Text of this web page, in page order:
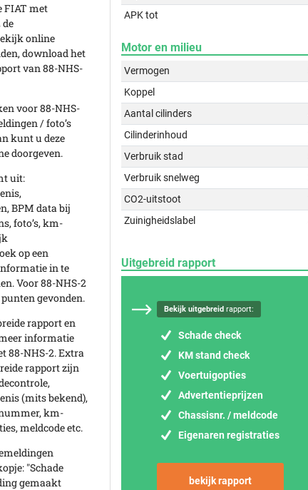
FIAT met
online
download het
van 88-NHS-
voor 88-NHS-
/ foto’s
kunt u deze
doorgeven.
uit:
BPM data bij
foto’s, km-
op een
in te
Voor 88-NHS-2
gevonden.
rapport en
informatie
88-NHS-2. Extra
rapport zijn
(mits bekend),
km-
meldcode etc.
"Schade
gemaakt
APK tot
Motor en milieu
Vermogen
Koppel
Aantal cilinders
Cilinderinhoud
Verbruik stad
Verbruik snelweg
CO2-uitstoot
Zuinigheidslabel
Uitgebreid rapport
Bekijk uitgebreid rapport:
Schade check
KM stand check
Voertuigopties
Advertentieprijzen
Chassisnr. / meldcode
Eigenaren registraties
bekijk rapport